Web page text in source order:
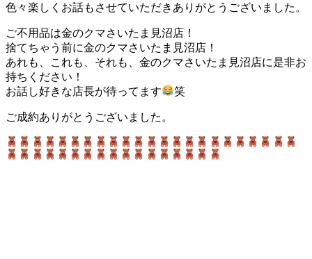
色々楽しくお話もさせていただきありがとうございました。
ご不用品は金のクマさいたま見沼店！
捨てちゃう前に金のクマさいたま見沼店！
あれも、これも、それも、金のクマさいたま見沼店に是非お
持ちください！
お話し好きな店長が待ってます
笑
ご成約ありがとうございました。